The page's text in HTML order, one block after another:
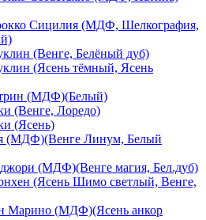
Сицилия (МДФ, Шелкография,
(Венге, Белёный дуб)
(Ясень тёмный, Ясень
(МДФ)(Белый)
(Венге, Лоредо)
(Ясень)
(МДФ)(Венге Линум, Белый
(МДФ)(Венге магия, Бел.дуб)
(Ясень Шимо светлый, Венге,
Марино (МДФ)(Ясень анкор